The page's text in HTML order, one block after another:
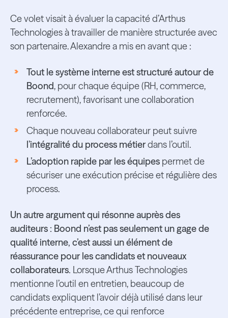
Ce volet visait à évaluer la capacité d’Arthus
Technologies à travailler de manière structurée avec
son partenaire. Alexandre a mis en avant que :
Tout le système interne est structuré autour de
Boond, pour chaque équipe (RH, commerce,
recrutement), favorisant une collaboration
renforcée.
Chaque nouveau collaborateur peut suivre
l’intégralité du process métierdans l’outil.
L’adoption rapide par les équipespermet de
sécuriser une exécution précise et régulière des
process.
Un autre argument qui résonne auprès des
auditeurs : Boond n’est pas seulement un gage de
qualité interne, c’est aussi un élément de
réassurance pour les candidats et nouveaux
collaborateurs. Lorsque Arthus Technologies
mentionne l’outil en entretien, beaucoup de
candidats expliquent l’avoir déjà utilisé dans leur
précédente entreprise, ce qui renforce